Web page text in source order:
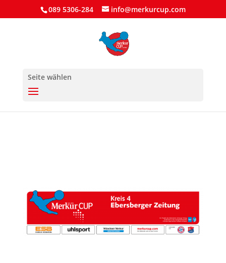
089 5306-284 info@merkurcup.com
Seite wählen